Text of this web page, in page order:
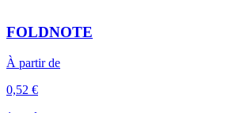
FOLDNOTE
À partir de
0,52 €